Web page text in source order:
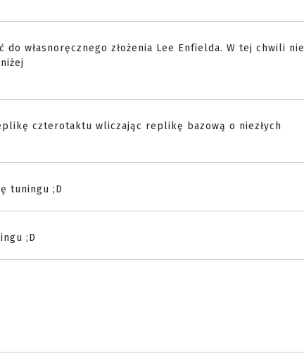
własnoręcznego złożenia Lee Enfielda. W tej chwili nie
czterotaktu wliczając replikę bazową o niezłych
tuningu ;D
;D